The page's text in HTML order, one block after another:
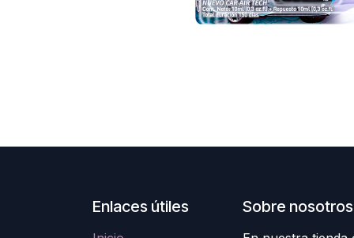
Enlaces útiles Sobre nosotros